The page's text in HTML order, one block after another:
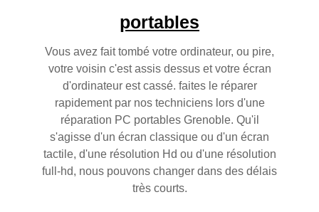
portables
Vous avez fait tombé votre ordinateur, ou pire,
votre voisin c'est assis dessus et votre écran
d'ordinateur est cassé. faites le réparer
rapidement par nos techniciens lors d'une
réparation PC portables Grenoble. Qu'il
s'agisse d'un écran classique ou d'un écran
tactile, d'une résolution Hd ou d'une résolution
full-hd, nous pouvons changer dans des délais
très courts.